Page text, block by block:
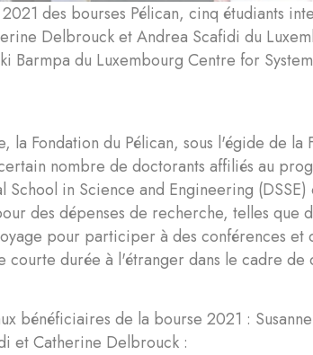
des bourses Pélican, cinq étudiants
Delbrouck et Andrea Scafidi du
Barmpa du Luxembourg Centre for
la Fondation du Pélican, sous l'égide de
nombre de doctorants affiliés au
School in Science and Engineering
des dépenses de recherche, telles que
pour participer à des conférences
courte durée à l'étranger dans le cadre
bénéficiaires de la bourse 2021 :
et Catherine Delbrouck :